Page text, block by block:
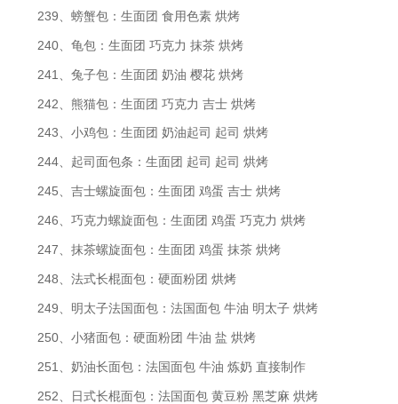
239、螃蟹包：生面团 食用色素 烘烤
240、龟包：生面团 巧克力 抹茶 烘烤
241、兔子包：生面团 奶油 樱花 烘烤
242、熊猫包：生面团 巧克力 吉士 烘烤
243、小鸡包：生面团 奶油起司 起司 烘烤
244、起司面包条：生面团 起司 起司 烘烤
245、吉士螺旋面包：生面团 鸡蛋 吉士 烘烤
246、巧克力螺旋面包：生面团 鸡蛋 巧克力 烘烤
247、抹茶螺旋面包：生面团 鸡蛋 抹茶 烘烤
248、法式长棍面包：硬面粉团 烘烤
249、明太子法国面包：法国面包 牛油 明太子 烘烤
250、小猪面包：硬面粉团 牛油 盐 烘烤
251、奶油长面包：法国面包 牛油 炼奶 直接制作
252、日式长棍面包：法国面包 黄豆粉 黑芝麻 烘烤